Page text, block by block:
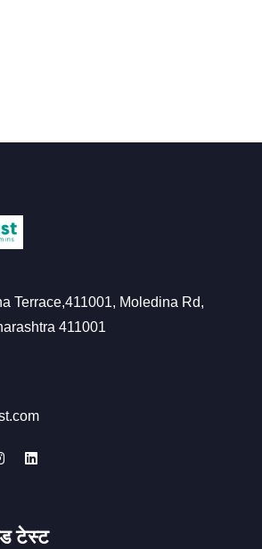
Terrace,411001, Moledina Rd,
411001
टेस्ट